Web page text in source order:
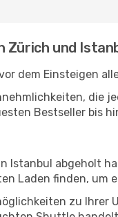
Zürich und
dem Einsteigen
die
Bestseller bis
Istanbul abgeholt
Laden finden,
zu